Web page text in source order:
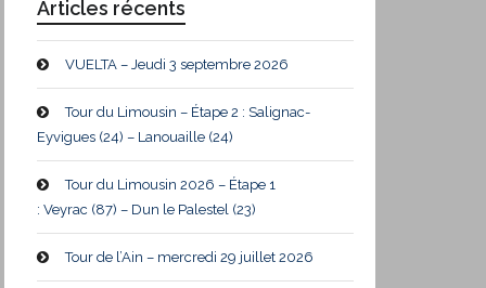
Articles récents
VUELTA – Jeudi 3 septembre 2026
Tour du Limousin – Étape 2 : Salignac-
Eyvigues (24) – Lanouaille (24)
Tour du Limousin 2026 – Étape 1
: Veyrac (87) – Dun le Palestel (23)
Tour de l’Ain – mercredi 29 juillet 2026